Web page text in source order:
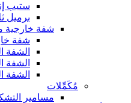
ستيب
برميل
شفة خارجية
شفة
الشفة
الشفة
الشفة
مُكَمِّلات
مسامير